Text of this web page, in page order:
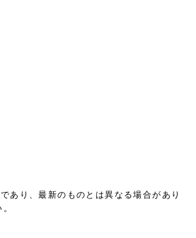
あり、最新のものとは異なる場合があり